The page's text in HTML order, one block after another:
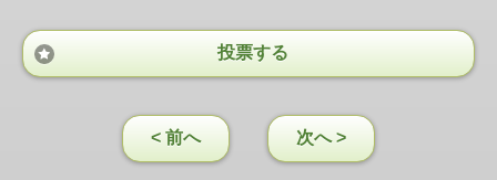
投票する
< 前へ 次へ >